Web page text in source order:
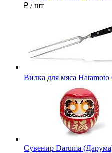
₽ / шт
Вилка для мяса
Сувенир Daruma